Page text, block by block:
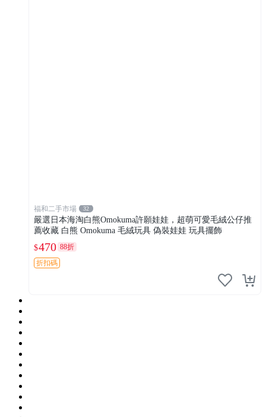
福和二手市場 32
嚴選日本海淘白熊Omokuma許願娃娃，超萌可愛毛絨公仔推
薦收藏 白熊 Omokuma 毛絨玩具 偽裝娃娃 玩具擺飾
$470 88折
折扣碼